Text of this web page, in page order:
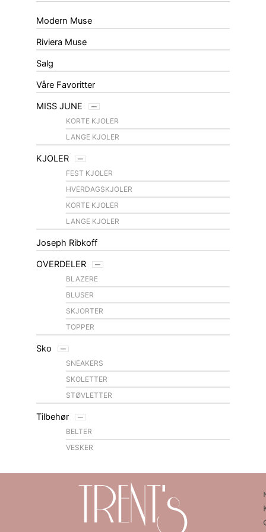
Modern Muse
Riviera Muse
Salg
Våre Favoritter
MISS JUNE
KORTE KJOLER
LANGE KJOLER
KJOLER
FEST KJOLER
HVERDAGSKJOLER
KORTE KJOLER
LANGE KJOLER
Joseph Ribkoff
OVERDELER
BLAZERE
BLUSER
SKJORTER
TOPPER
Sko
SNEAKERS
SKOLETTER
STØVLETTER
Tilbehør
BELTER
VESKER